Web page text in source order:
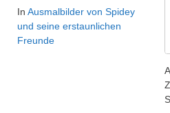
In Ausmalbilder von Spidey
und seine erstaunlichen
Freunde